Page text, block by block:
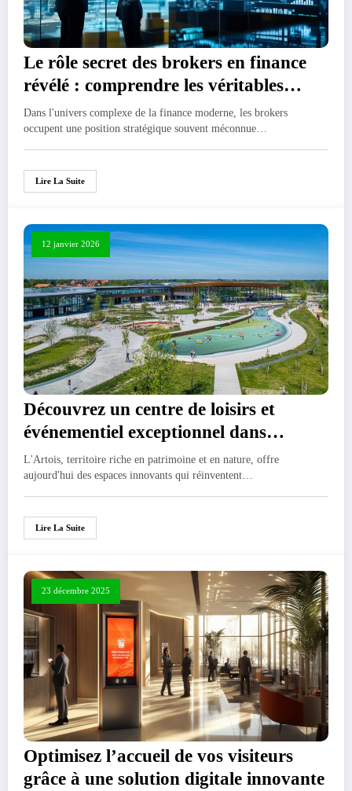
Le rôle secret des brokers en finance
révélé : comprendre les véritables
mécanismes du courtage
Dans l'univers complexe de la finance moderne, les brokers
occupent une position stratégique souvent méconnue…
Lire La Suite
12 janvier 2026
Découvrez un centre de loisirs et
événementiel exceptionnel dans
l’Artois
L'Artois, territoire riche en patrimoine et en nature, offre
aujourd'hui des espaces innovants qui réinventent…
Lire La Suite
23 décembre 2025
Optimisez l’accueil de vos visiteurs
grâce à une solution digitale innovante